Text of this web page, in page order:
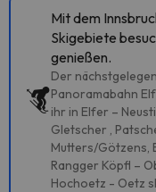
Mit dem
Skigebiete
genießen.
Der
Panoramabahn
ihr in Elfer –
Gletscher ,
Mutters/Götzens,
Rangger Köpfl –
Hochoetz - Oetz